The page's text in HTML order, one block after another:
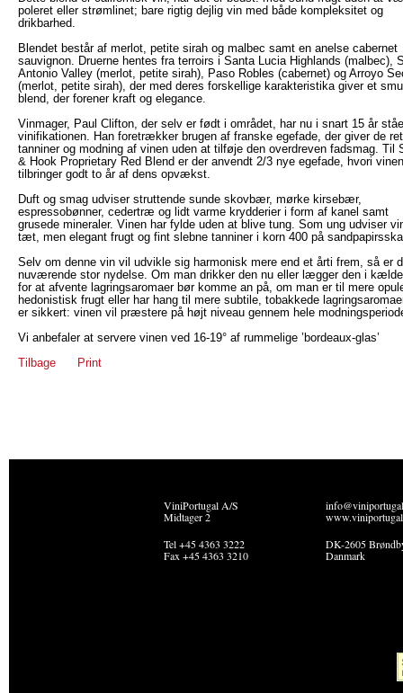
poleret eller strømlinet; bare rigtig dejlig vin med både kompleksitet og
drikbarhed.
Blendet består af merlot, petite sirah og malbec samt en anelse cabernet
sauvignon. Druerne hentes fra terroirs i Santa Lucia Highlands (malbec),
Antonio Valley (merlot, petite sirah), Paso Robles (cabernet) og Arroyo
(merlot, petite sirah), der med deres forskellige karakteristika giver et
blend, der forener kraft og elegance.
Vinmager, Paul Clifton, der selv er født i området, har nu i snart 15 år
vinifikationen. Han foretrækker brugen af franske egefade, der giver de
tanniner og modning af vinen uden at tilføje den overdreven fadsmag. Til
& Hook Proprietary Red Blend er der anvendt 2/3 nye egefade, hvori vinen
tilbringer godt to år af dens opvækst.
Duft og smag udviser struttende sunde skovbær, mørke kirsebær,
espressobønner, cedertræ og lidt varme krydderier i form af kanel samt
grusede mineraler. Vinen har fylde uden at blive tung. Som ung udviser
tæt, men elegant frugt og fint slebne tanniner i korn 400 på
Selv om denne vin vil udvikle sig harmonisk mere end et årti frem, så er
nuværende stor nydelse. Om man drikker den nu eller lægger den i
for at afvente lagringsaromaer bør komme an på, om man er til mere
hedonistisk frugt eller har hang til mere subtile, tobakkede
er sikkert: vinen vil præstere på højt niveau gennem hele
Vi anbefaler at servere vinen ved 16-19° af rummelige ’bordeaux-glas’
Tilbage
Print
ViniPortugal A/S
Midtager 2
Tel +45 4363 3222
Fax +45 4363 3210
DK-2605
Danmark